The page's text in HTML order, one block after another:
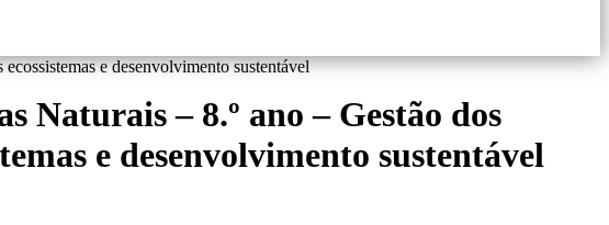
e desenvolvimento sustentável
Naturais – 8.º ano – Gestão dos
e desenvolvimento sustentável